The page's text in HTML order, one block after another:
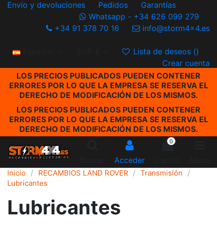
Envío y devoluciones Pedidos
Garantías
Whatsapp - +34 626 099 279
+34 91 378 70 16
info@storm4x4.es
Español Lista de deseos ()
Crear cuenta
LOS PRECIOS PUBLICADOS PUEDEN CONTENER
ERRORES POR LO QUE LA EMPRESA SE RESERVA EL
DERECHO DE MODIFICACIÓN DE LOS MISMOS.
LOS PRECIOS PUBLICADOS PUEDEN CONTENER
ERRORES POR LO QUE LA EMPRESA SE RESERVA EL
DERECHO DE MODIFICACIÓN DE LOS MISMOS.
Acceder
0
Inicio RECAMBIOS LAND ROVER
Transmisión
Lubricantes
Lubricantes